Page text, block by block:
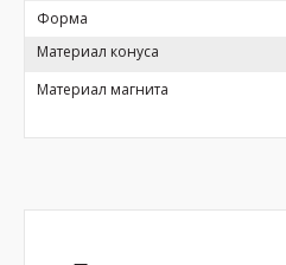
Форма
Материал конуса
Материал магнита